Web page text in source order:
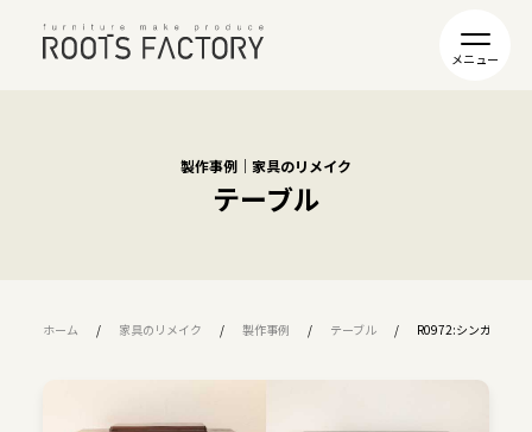
製作事例｜家具のリメイク
テーブル
ホーム 家具のリメイク 製作事例 テーブル R0972:シンガーの